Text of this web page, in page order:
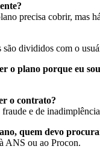
precisa cobrir, mas
são divididos com o
o plano porque eu
o contrato?
e de
quem devo
ANS ou ao Procon.